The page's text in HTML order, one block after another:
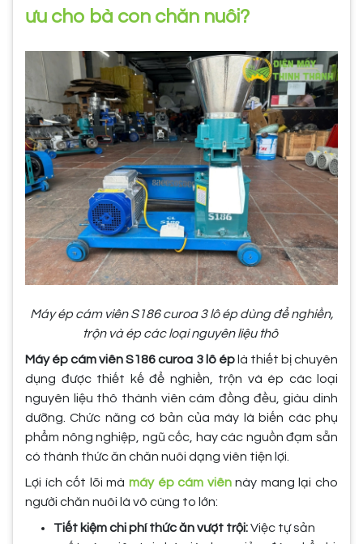
ưu cho bà con chăn nuôi?
Máy ép cám viên S186 curoa 3 lô ép dùng để nghiền,
trộn và ép các loại nguyên liệu thô
Máy ép cám viên S186 curoa 3 lô éplà thiết bị chuyên
dụng được thiết kế để nghiền, trộn và ép các loại
nguyên liệu thô thành viên cám đồng đều, giàu dinh
dưỡng. Chức năng cơ bản của máy là biến các phụ
phẩm nông nghiệp, ngũ cốc, hay các nguồn đạm sẵn
có thành thức ăn chăn nuôi dạng viên tiện lợi.
Lợi ích cốt lõi mà máy ép cám viênnày mang lại cho
người chăn nuôi là vô cùng to lớn:
Tiết kiệm chi phí thức ăn vượt trội:Việc tự sản